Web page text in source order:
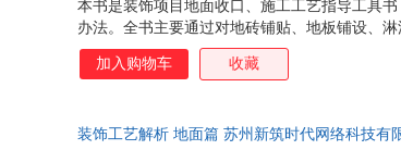
本书是装饰项目地面收口、施工工艺指导工具
办法。全书主要通过对地砖铺贴、地板铺设、
毯、木地板与石材等不同材质间地面收口施工
艺以及不同地面材料施工的工艺节点，利用专
加入购物车 收藏
装饰工艺解析 地面篇 苏州新筑时代网络科技有